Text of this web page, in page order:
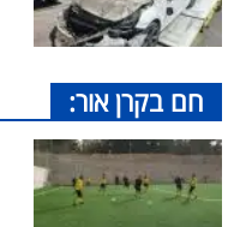
חם בקרן אור: